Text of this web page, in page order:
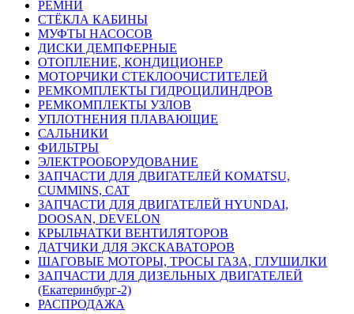
РЕМНИ
СТЁКЛА КАБИНЫ
МУФТЫ НАСОСОВ
ДИСКИ ДЕМПФЕРНЫЕ
ОТОПЛЕНИЕ, КОНДИЦИОНЕР
МОТОРЧИКИ СТЕКЛООЧИСТИТЕЛЕЙ
РЕМКОМПЛЕКТЫ ГИДРОЦИЛИНДРОВ
РЕМКОМПЛЕКТЫ УЗЛОВ
УПЛОТНЕНИЯ ПЛАВАЮЩИЕ
САЛЬНИКИ
ФИЛЬТРЫ
ЭЛЕКТРООБОРУДОВАНИЕ
ЗАПЧАСТИ ДЛЯ ДВИГАТЕЛЕЙ KOMATSU,
CUMMINS, CAT
ЗАПЧАСТИ ДЛЯ ДВИГАТЕЛЕЙ HYUNDAI,
DOOSAN, DEVELON
КРЫЛЬЧАТКИ ВЕНТИЛЯТОРОВ
ДАТЧИКИ ДЛЯ ЭКСКАВАТОРОВ
ШАГОВЫЕ МОТОРЫ, ТРОСЫ ГАЗА, ГЛУШИЛКИ
ЗАПЧАСТИ ДЛЯ ДИЗЕЛЬНЫХ ДВИГАТЕЛЕЙ
(Екатеринбург-2)
РАСПРОДАЖА